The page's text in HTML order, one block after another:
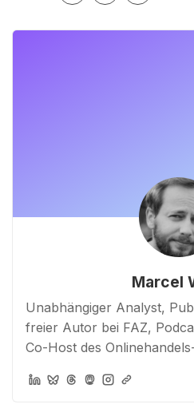
Marcel
Unabhängiger Analyst,
freier Autor bei FAZ,
Co-Host des